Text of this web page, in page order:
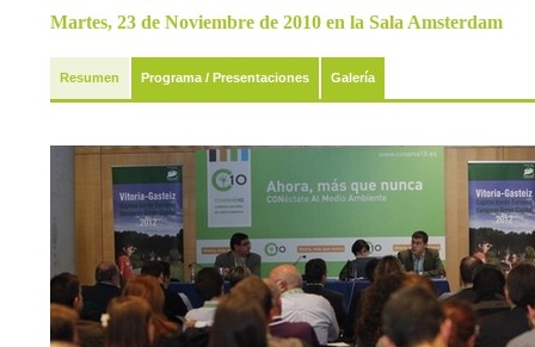
Martes, 23 de Noviembre de 2010 en la Sala Amsterdam
Resumen Programa / Presentaciones Galería